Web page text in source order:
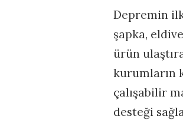
Depremin
şapka,
ürün
kurumların
çalışabilir
desteği